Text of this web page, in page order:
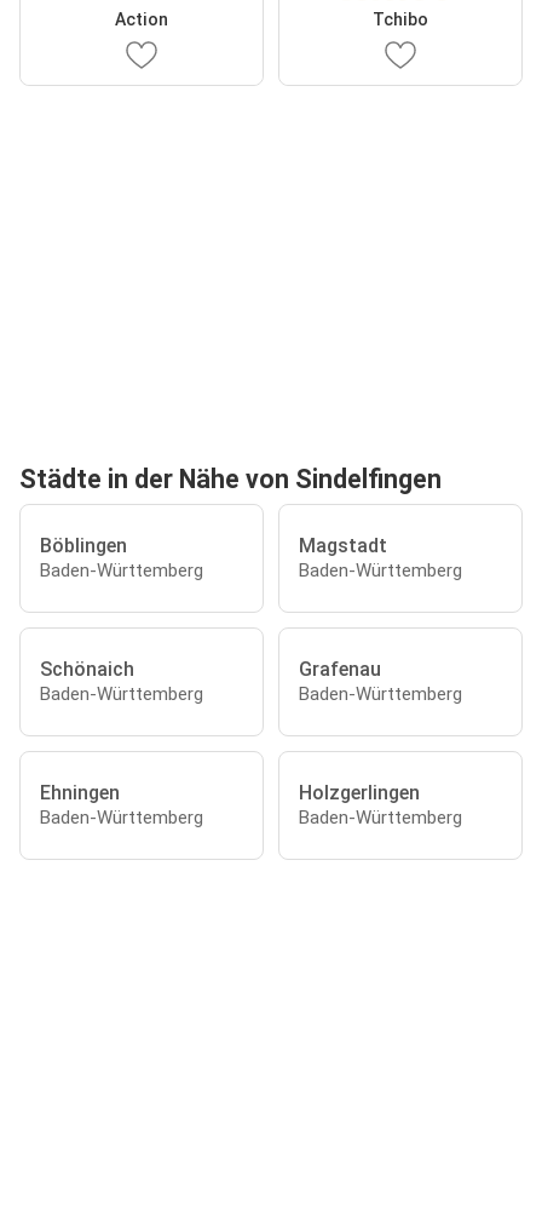
Action Tchibo
Städte in der Nähe von Sindelfingen
Böblingen
Baden-Württemberg
Magstadt
Baden-Württemberg
Schönaich
Baden-Württemberg
Grafenau
Baden-Württemberg
Ehningen
Baden-Württemberg
Holzgerlingen
Baden-Württemberg